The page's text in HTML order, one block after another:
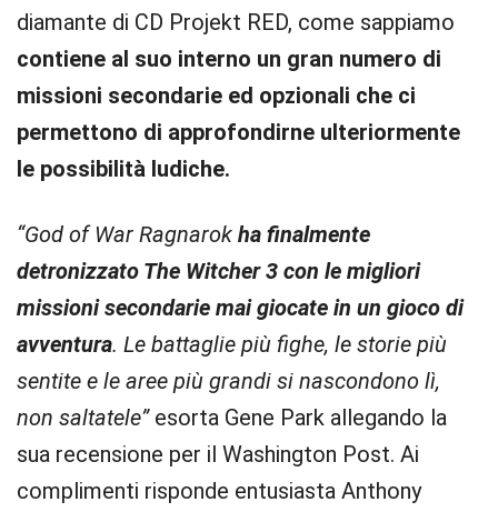
diamante di CD Projekt RED, come sappiamo
contiene al suo interno un gran numero di
missioni secondarie ed opzionali che ci
permettono di approfondirne ulteriormente
le possibilità ludiche.
“God of War Ragnarok ha finalmente
detronizzato The Witcher 3 con le migliori
missioni secondarie mai giocate in un gioco di
avventura. Le battaglie più fighe, le storie più
sentite e le aree più grandi si nascondono lì,
non saltatele”esorta Gene Park allegando la
sua recensione per il Washington Post. Ai
complimenti risponde entusiasta Anthony